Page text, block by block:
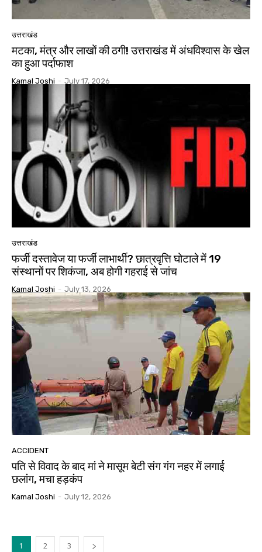
उत्तराखंड
मटका, मंत्र और लाखों की ठगी! उत्तराखंड में अंधविश्वास के खेल
का हुआ पर्दाफाश
Kamal Joshi - July 17, 2026
उत्तराखंड
फर्जी दस्तावेज या फर्जी लाभार्थी? छात्रवृत्ति घोटाले में 19
संस्थानों पर शिकंजा, अब होगी गहराई से जांच
Kamal Joshi - July 13, 2026
ACCIDENT
पति से विवाद के बाद मां ने मासूम बेटी संग गंग नहर में लगाई
छलांग, मचा हड़कंप
Kamal Joshi - July 12, 2026
1 2 3